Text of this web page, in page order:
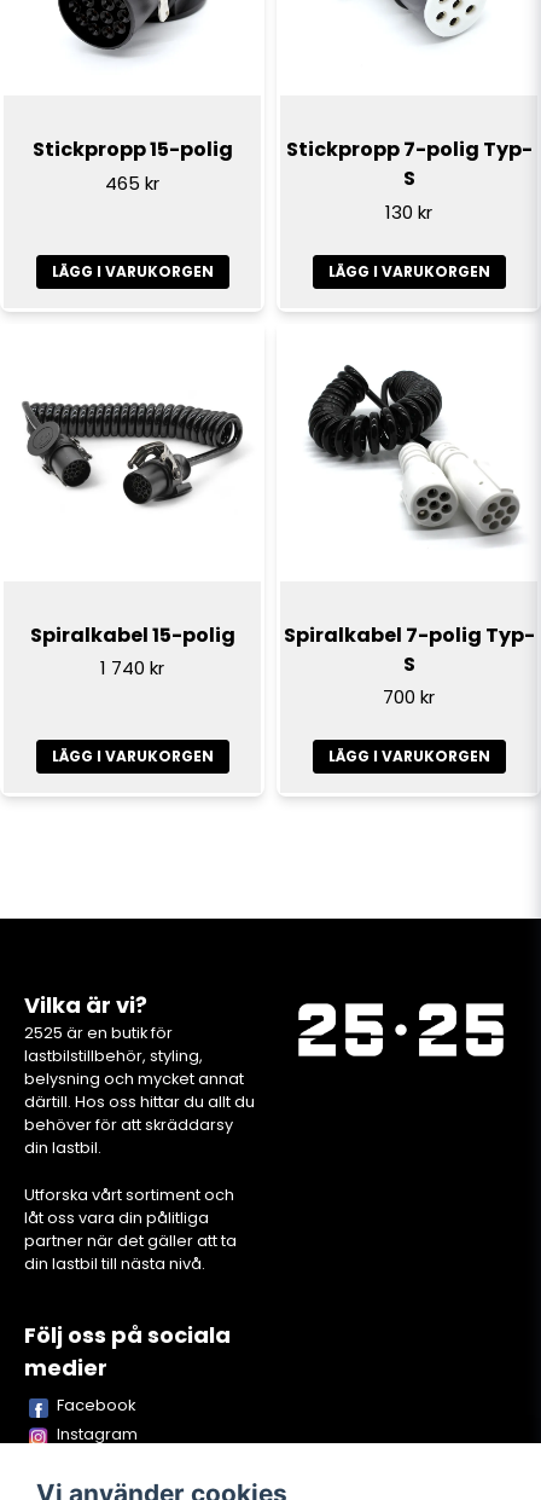
Stickpropp 15-polig
465 kr
LÄGG I VARUKORGEN
Stickpropp 7-polig Typ-
S
130 kr
LÄGG I VARUKORGEN
Spiralkabel 15-polig
1 740 kr
LÄGG I VARUKORGEN
Spiralkabel 7-polig Typ-
S
700 kr
LÄGG I VARUKORGEN
Vilka är vi?
2525 är en butik för
lastbilstillbehör, styling,
belysning och mycket annat
därtill. Hos oss hittar du allt du
behöver för att skräddarsy
din lastbil.
Utforska vårt sortiment och
låt oss vara din pålitliga
partner när det gäller att ta
din lastbil till nästa nivå.
Följ oss på sociala
medier
Facebook
Instagram
TikTok
Vi använder cookies